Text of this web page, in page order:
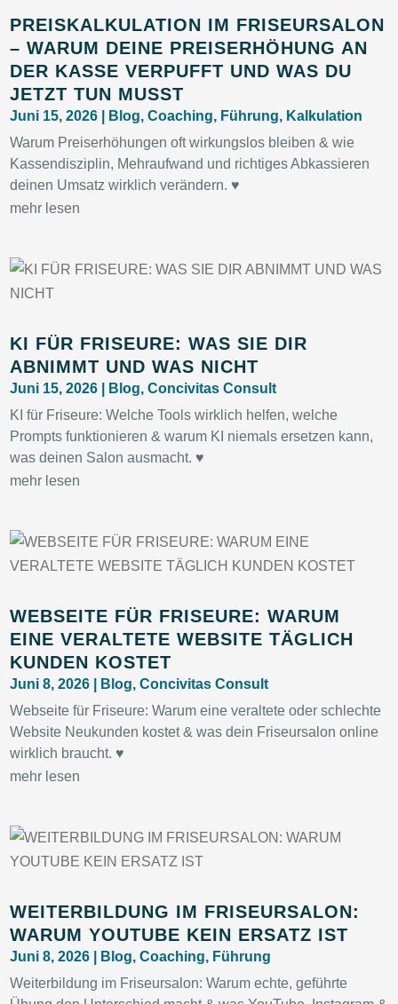
PREISKALKULATION IM FRISEURSALON
– WARUM DEINE PREISERHÖHUNG AN
DER KASSE VERPUFFT UND WAS DU
JETZT TUN MUSST
Juni 15, 2026 Blog,Coaching, Führung, Kalkulation
Warum Preiserhöhungen oft wirkungslos bleiben & wie
Kassendisziplin, Mehraufwand und richtiges Abkassieren
deinen Umsatz wirklich verändern. ♥
mehr lesen
KI FÜR FRISEURE: WAS SIE DIR
ABNIMMT UND WAS NICHT
Juni 15, 2026 Blog,Concivitas Consult
KI für Friseure: Welche Tools wirklich helfen, welche
Prompts funktionieren & warum KI niemals ersetzen kann,
was deinen Salon ausmacht. ♥
mehr lesen
WEBSEITE FÜR FRISEURE: WARUM
EINE VERALTETE WEBSITE TÄGLICH
KUNDEN KOSTET
Juni 8, 2026 Blog,Concivitas Consult
Webseite für Friseure: Warum eine veraltete oder schlechte
Website Neukunden kostet & was dein Friseursalon online
wirklich braucht. ♥
mehr lesen
WEITERBILDUNG IM FRISEURSALON:
WARUM YOUTUBE KEIN ERSATZ IST
Juni 8, 2026 Blog,Coaching, Führung
Weiterbildung im Friseursalon: Warum echte, geführte